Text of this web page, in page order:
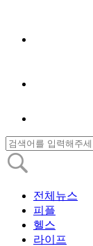
전체뉴스
피플
헬스
라이프